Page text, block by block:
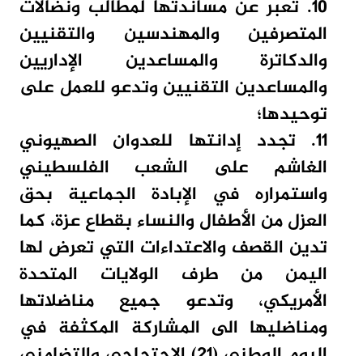
10. تعبر عن مساندتها لمطالب ونضالات
المتصرفين والمهندسين والتقنيين
والدكاترة والمساعدين الإداريين
والمساعدين التقنيين وتدعو للعمل على
توحيدها؛
11. تجدد إدانتها للعدوان الصهيوني
الغاشم على الشعب الفلسطيني
واستمراره في الإبادة الجماعية بحق
العزل من الأطفال والنساء بقطاع عزة، كما
تدين القصف والاعتداءات التي تعرض لها
اليمن من طرف الولايات المتحدة
الأمريكي، وتدعو جميع مناضلاتها
ومناضليها الى المشاركة المكثفة في